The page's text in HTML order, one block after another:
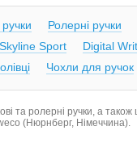
Ролерні ручки
Sport
Digital
Чохли для ручок
та ролерні ручки, а також
(Нюрнберг, Німеччина).